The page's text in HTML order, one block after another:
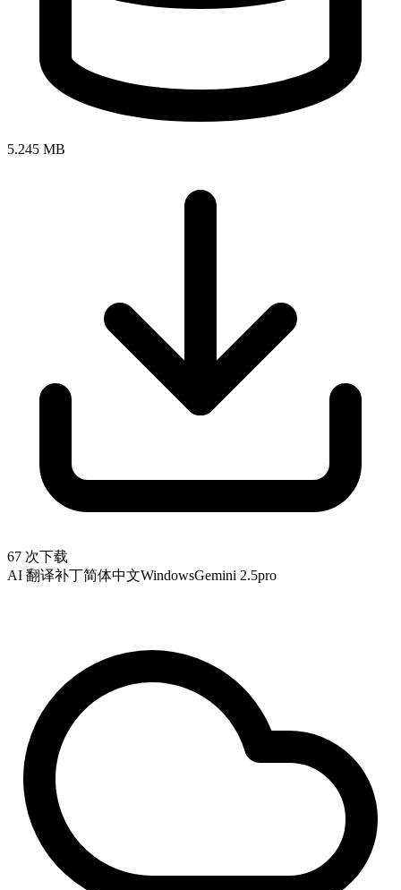
5.245 MB
67 次下载
AI 翻译补丁简体中文WindowsGemini 2.5pro